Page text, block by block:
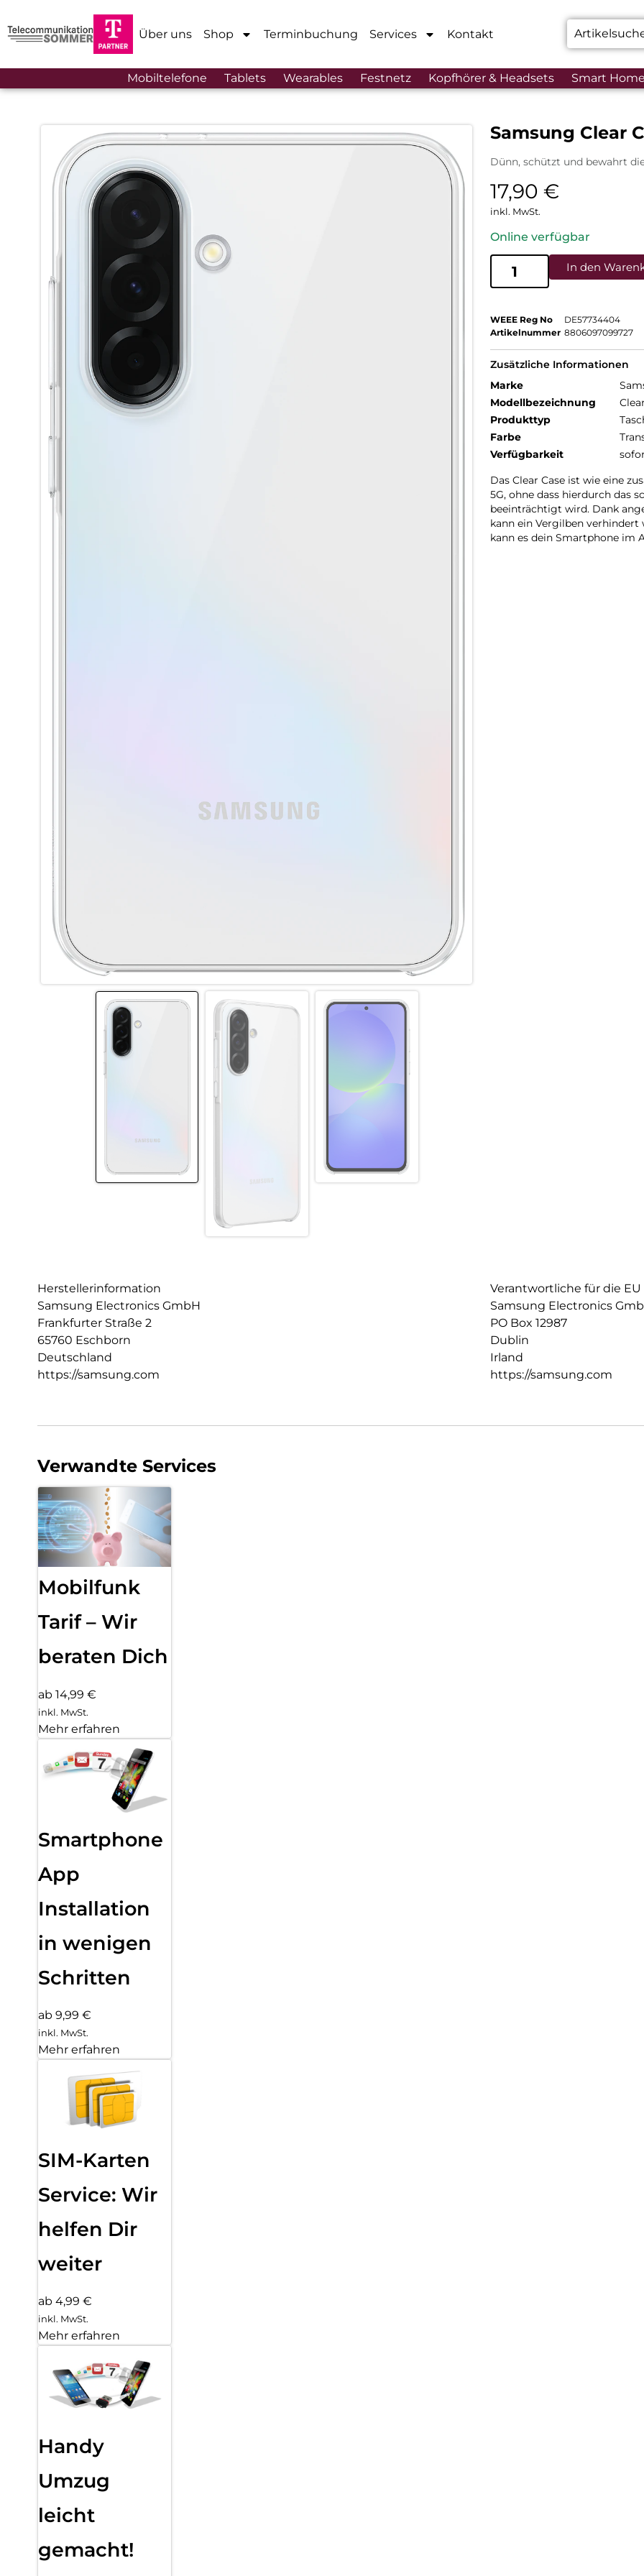
Über uns Shop Terminbuchung Services Kontakt
Mobiltelefone Tablets Wearables Festnetz Kopfhörer & Headsets Smart
Samsung Clear
Dünn, schützt und bewahrt
17,90 €
inkl. MwSt.
Online verfügbar
In den
WEEE Reg No
DE57734404
Artikelnummer 8806097099727
Zusätzliche Informationen
Marke
Modellbezeichnung
Produkttyp
Farbe
Verfügbarkeit
Das Clear Case ist wie eine
5G, ohne dass hierdurch das
beeinträchtigt wird. Dank
kann ein Vergilben
kann es dein Smartphone im
Herstellerinformation
Samsung Electronics GmbH
Frankfurter Straße 2
65760 Eschborn
Deutschland
https://samsung.com
Verantwortliche für die EU
Samsung Electronics
PO Box 12987
Dublin
Irland
https://samsung.com
Verwandte Services
Mobilfunk
Tarif – Wir
beraten Dich
ab 14,99 €
inkl. MwSt.
Mehr erfahren
Smartphone
App
Installation
in wenigen
Schritten
ab 9,99 €
inkl. MwSt.
Mehr erfahren
SIM-Karten
Service: Wir
helfen Dir
weiter
ab 4,99 €
inkl. MwSt.
Mehr erfahren
Handy
Umzug
leicht
gemacht!